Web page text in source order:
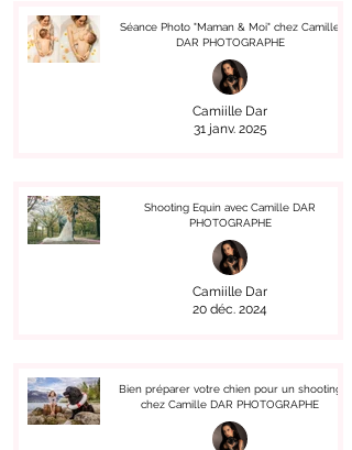
Séance Photo "Maman & Moi" chez Camille
DAR PHOTOGRAPHE
Camiille Dar
31 janv. 2025
Shooting Equin avec Camille DAR
PHOTOGRAPHE
Camiille Dar
20 déc. 2024
Bien préparer votre chien pour un shooting
chez Camille DAR PHOTOGRAPHE